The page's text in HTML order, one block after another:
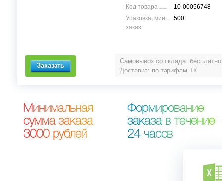
Самовывоз со склада: бесплатно
Доставка: по тарифам ТК
Код товара
10-00056748
Упаковка, мин.
заказ
500
Минимальная
сумма заказа
3000 рублей
Формирование
заказа в течение
24 часов